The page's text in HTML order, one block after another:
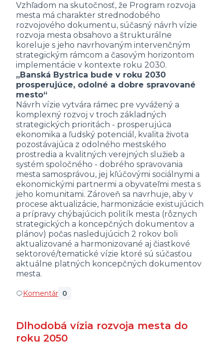
Vzhľadom na skutočnosť, že Program rozvoja
mesta má charakter strednodobého
rozvojového dokumentu, súčasný návrh vízie
rozvoja mesta obsahovo a štrukturálne
koreluje s jeho navrhovaným intervenčným
strategickým rámcom a časovým horizontom
implementácie v kontexte roku 2030.
„Banská Bystrica bude v roku 2030
prosperujúce, odolné a dobre spravované
mesto“
Návrh vízie vytvára rámec pre vyvážený a
komplexný rozvoj v troch základných
strategických prioritách - prosperujúca
ekonomika a ľudský potenciál, kvalita života
pozostávajúca z odolného mestského
prostredia a kvalitných verejných služieb a
systém spoločného - dobrého spravovania
mesta samosprávou, jej kľúčovými sociálnymi a
ekonomickými partnermi a obyvateľmi mesta s
jeho komunitami. Zároveň sa navrhuje, aby v
procese aktualizácie, harmonizácie existujúcich
a prípravy chýbajúcich politík mesta (rôznych
strategických a koncepčných dokumentov a
plánov) počas nasledujúcich 2 rokov boli
aktualizované a harmonizované aj čiastkové
sektorové/tematické vízie ktoré sú súčasťou
aktuálne platných koncepčných dokumentov
mesta.
Komentár 0
Dlhodobá vízia rozvoja mesta do
roku 2050